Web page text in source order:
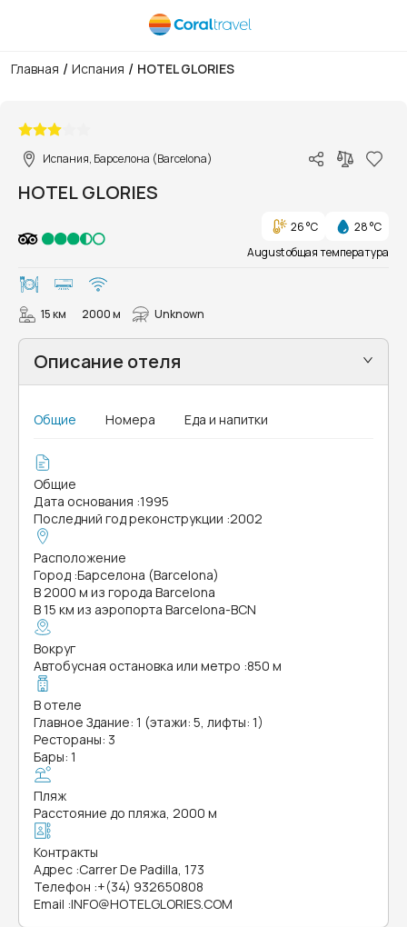
Главная / Испания / HOTEL GLORIES
Испания, Барселона (Barcelona)
HOTEL GLORIES
26 °C
28 °C
August общая температура
15 км 2000 м Unknown
Описание отеля
Общие Номера Еда и напитки
Общие
Дата основания :1995
Последний год реконструкции :2002
Расположение
Город :Барселона (Barcelona)
В 2000 м из города Barcelona
В 15 км из аэропорта Barcelona-BCN
Вокруг
Автобусная остановка или метро :850 м
В отеле
Главное Здание: 1 (этажи: 5, лифты: 1)
Рестораны: 3
Бары: 1
Пляж
Расстояние до пляжа, 2000 м
Контракты
Адрес :Carrer De Padilla, 173
Телефон :+(34) 932650808
Email :INFO@HOTELGLORIES.COM